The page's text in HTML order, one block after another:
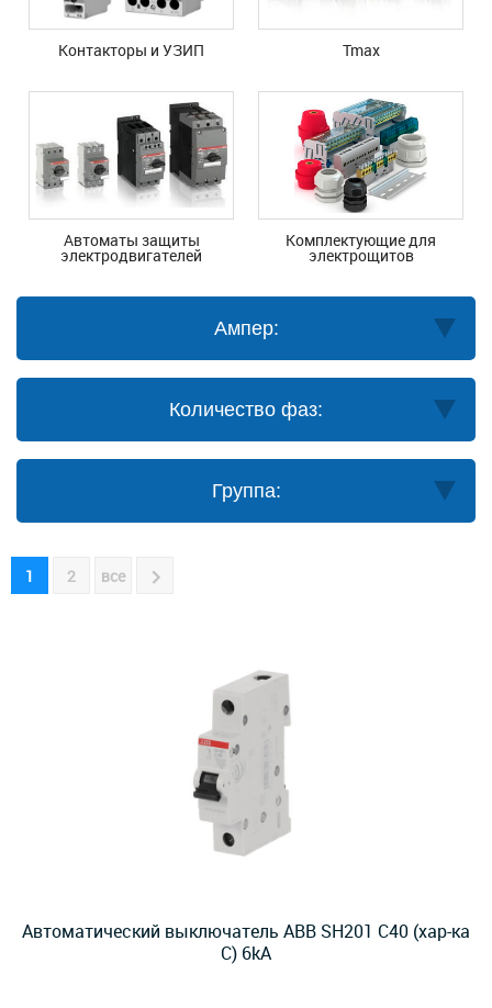
Контакторы и УЗИП Tmax
Автоматы защиты
электродвигателей
Комплектующие для
электрощитов
Ампер:
Количество фаз:
Группа:
1 2 все
Автоматический выключатель ABB SH201 C40 (хар-ка
C) 6kA